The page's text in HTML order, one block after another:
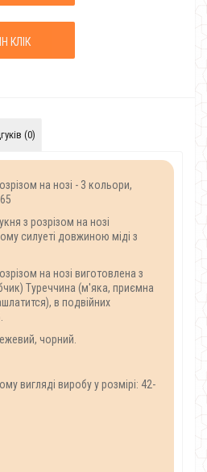
КЛІК
(0)
на нозі - 3 кольори,
з розрізом на нозі
силуеті довжиною міді з
на нозі виготовлена з
Туреччина (м'яка, приємна
в подвійних
чорний.
вигляді виробу у розмірі: 42-